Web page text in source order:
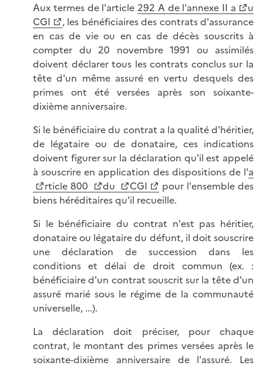
Aux termes de l'article 292 A de l'annexe II a
u
CGI
, les bénéficiaires des contrats d'assurance
en cas de vie ou en cas de décès souscrits à
compter du 20 novembre 1991 ou assimilés
doivent déclarer tous les contrats conclus sur la
tête d'un même assuré en vertu desquels des
primes ont été versées après son soixante-
dixième anniversaire.
Si le bénéficiaire du contrat a la qualité d'héritier,
de légataire ou de donataire, ces indications
doivent figurer sur la déclaration qu'il est appelé
à souscrire en application des dispositions de l'a
rticle 800
du CGI
pour l'ensemble des
biens héréditaires qu'il recueille.
Si le bénéficiaire du contrat n'est pas héritier,
donataire ou légataire du défunt, il doit souscrire
une déclaration de succession dans les
conditions et délai de droit commun (ex. :
bénéficiaire d'un contrat souscrit sur la tête d'un
assuré marié sous le régime de la communauté
universelle, ...).
La déclaration doit préciser, pour chaque
contrat, le montant des primes versées après le
soixante-dixième anniversaire de l'assuré. Les